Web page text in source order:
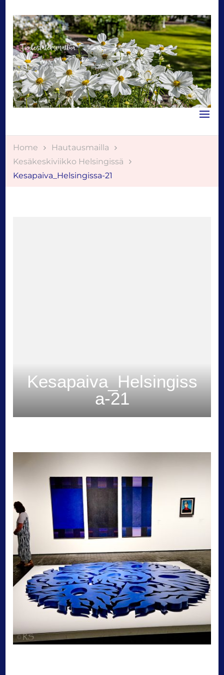
Tuulestatemmattua
Home
Hautausmailla
Kesäkeskiviikko Helsingissä
Kesapaiva_Helsingissa-21
Kesapaiva_Helsingiss
a-21